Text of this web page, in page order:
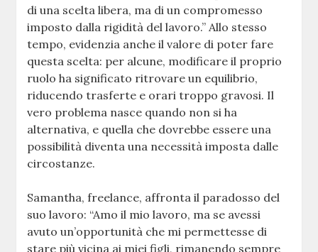
di una scelta libera, ma di un compromesso
imposto dalla rigidità del lavoro.” Allo stesso
tempo, evidenzia anche il valore di poter fare
questa scelta: per alcune, modificare il proprio
ruolo ha significato ritrovare un equilibrio,
riducendo trasferte e orari troppo gravosi. Il
vero problema nasce quando non si ha
alternativa, e quella che dovrebbe essere una
possibilità diventa una necessità imposta dalle
circostanze.
Samantha, freelance, affronta il paradosso del
suo lavoro: “Amo il mio lavoro, ma se avessi
avuto un’opportunità che mi permettesse di
stare più vicina ai miei figli, rimanendo sempre